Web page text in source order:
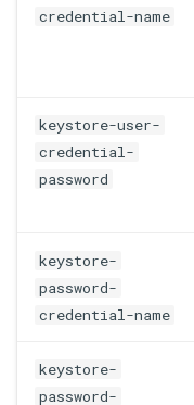
credential-name
keystore-user-
credential-
password
keystore-
password-
credential-name
keystore-
password-